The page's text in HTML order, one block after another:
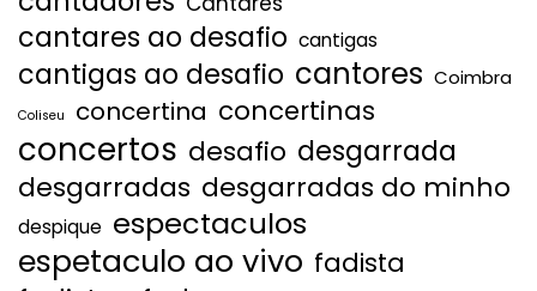
cantares ao desafio cantigas
cantigas ao desafio cantores Coimbra
Coliseu concertina concertinas
concertos desafio desgarrada
desgarradas desgarradas do minho
despique espectaculos
espetaculo ao vivo fadista